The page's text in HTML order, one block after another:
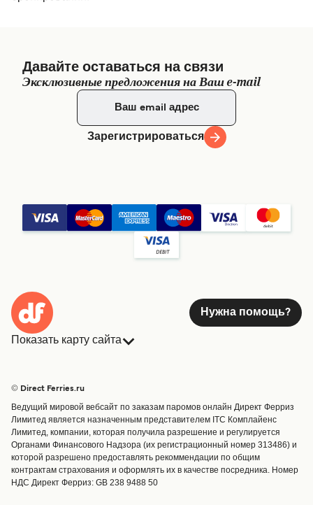
Давайте оставаться на связи
Эксклюзивные предложения на Ваш e-mail
Зарегистрироваться
Нужна помощь?
Показать карту сайта
Страны
Обслуживание клиентов
Операторы
Маршруты и порты
Special Offers
Предлагает
Паромные билеты
Грузоперевозки
© Direct Ferries.ru
Ведущий мировой вебсайт по заказам паромов онлайн Директ Ферриз
Лимитед является назначенным представителем ITC Комплайенс
Лимитед, компании, которая получила разрешение и регулируется
Органами Финансового Надзора (их регистрационный номер 313486) и
которой разрешено предоставлять рекоммендации по общим
контрактам страхования и оформлять их в качестве посредника. Номер
НДС Директ Ферриз: GB 238 9488 50